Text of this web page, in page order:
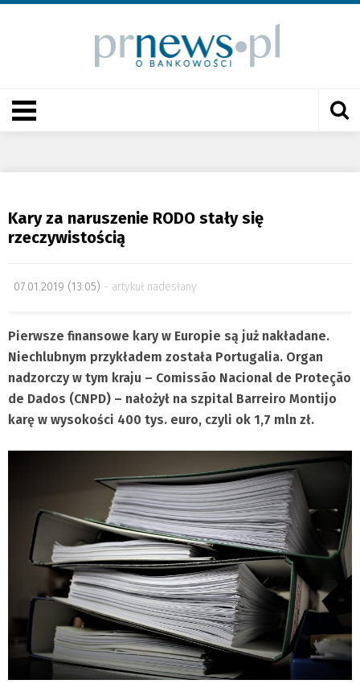
Kary za naruszenie RODO stały się
rzeczywistością
07.01.2019 (13:05) artykuł nadesłany
Pierwsze finansowe kary w Europie są już nakładane.
Niechlubnym przykładem została Portugalia. Organ
nadzorczy w tym kraju – Comissão Nacional de Proteção
de Dados (CNPD) – nałożył na szpital Barreiro Montijo
karę w wysokości 400 tys. euro, czyli ok 1,7 mln zł.